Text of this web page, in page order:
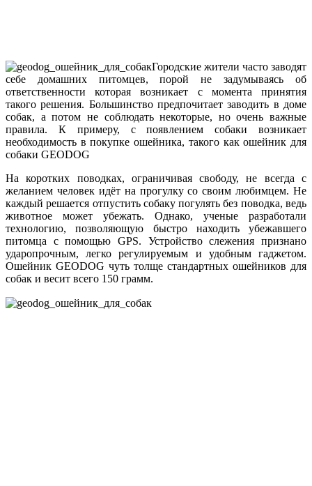
Городские жители часто заводят
себе домашних питомцев, порой не задумываясь об
ответственности которая возникает с момента принятия
такого решения. Большинство предпочитает заводить в доме
собак, а потом не соблюдать некоторые, но очень важные
правила. К примеру, с появлением собаки возникает
необходимость в покупке ошейника, такого как ошейник для
собаки GEODOG
На коротких поводках, ограничивая свободу, не всегда с
желанием человек идёт на прогулку со своим любимцем. Не
каждый решается отпустить собаку погулять без поводка, ведь
животное может убежать. Однако, ученые разработали
технологию, позволяющую быстро находить убежавшего
питомца с помощью GPS. Устройство слежения признано
ударопрочным, легко регулируемым и удобным гаджетом.
Ошейник GEODOG чуть толще стандартных ошейников для
собак и весит всего 150 грамм.